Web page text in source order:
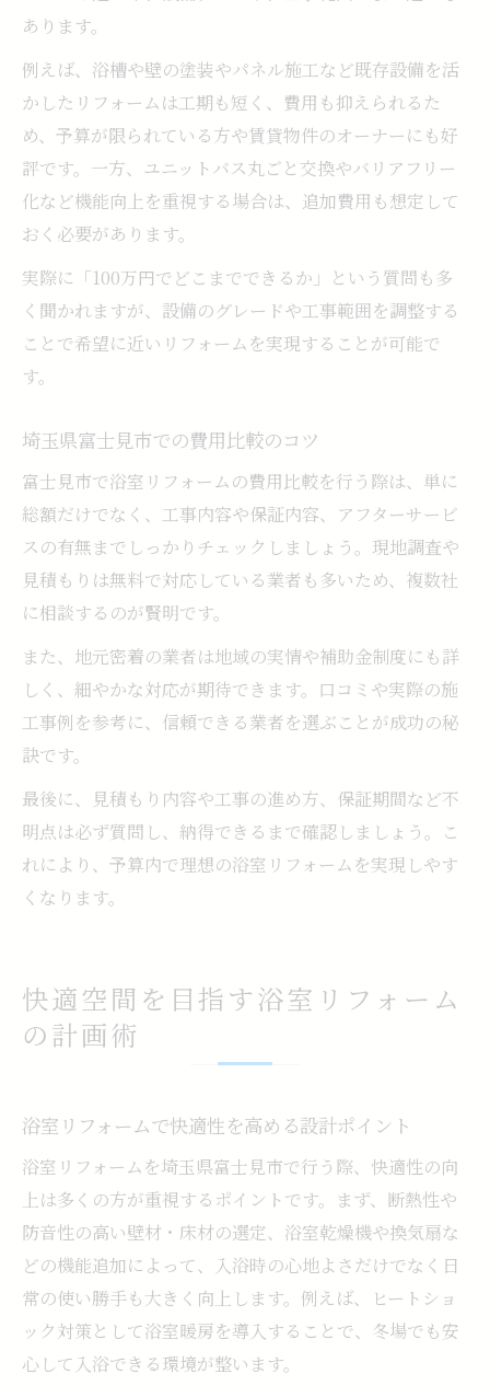
あります。
例えば、浴槽や壁の塗装やパネル施工など既存設備を活
かしたリフォームは工期も短く、費用も抑えられるた
め、予算が限られている方や賃貸物件のオーナーにも好
評です。一方、ユニットバス丸ごと交換やバリアフリー
化など機能向上を重視する場合は、追加費用も想定して
おく必要があります。
実際に「100万円でどこまでできるか」という質問も多
く聞かれますが、設備のグレードや工事範囲を調整する
ことで希望に近いリフォームを実現することが可能で
す。
埼玉県富士見市での費用比較のコツ
富士見市で浴室リフォームの費用比較を行う際は、単に
総額だけでなく、工事内容や保証内容、アフターサービ
スの有無までしっかりチェックしましょう。現地調査や
見積もりは無料で対応している業者も多いため、複数社
に相談するのが賢明です。
また、地元密着の業者は地域の実情や補助金制度にも詳
しく、細やかな対応が期待できます。口コミや実際の施
工事例を参考に、信頼できる業者を選ぶことが成功の秘
訣です。
最後に、見積もり内容や工事の進め方、保証期間など不
明点は必ず質問し、納得できるまで確認しましょう。こ
れにより、予算内で理想の浴室リフォームを実現しやす
くなります。
快適空間を目指す浴室リフォーム
の計画術
浴室リフォームで快適性を高める設計ポイント
浴室リフォームを埼玉県富士見市で行う際、快適性の向
上は多くの方が重視するポイントです。まず、断熱性や
防音性の高い壁材・床材の選定、浴室乾燥機や換気扇な
どの機能追加によって、入浴時の心地よさだけでなく日
常の使い勝手も大きく向上します。例えば、ヒートショ
ック対策として浴室暖房を導入することで、冬場でも安
心して入浴できる環境が整います。